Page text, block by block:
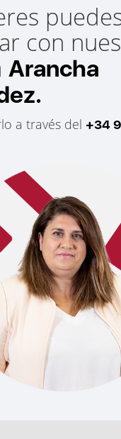
con
Arancha
a través del +34